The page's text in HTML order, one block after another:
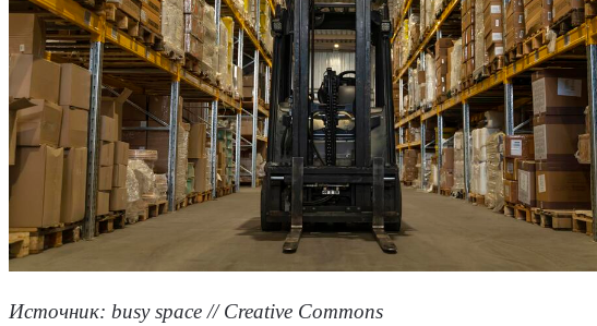
Источник: busy space // Creative Commons